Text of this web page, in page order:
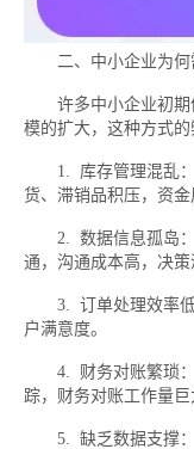
二、中小企业为何
许多中小企业初期
模的扩大，这种方式的
1. 库存管理混乱：
货、滞销品积压，资金
2. 数据信息孤岛：
通，沟通成本高，决策
3. 订单处理效率低
户满意度。
4. 财务对账繁琐：
踪，财务对账工作量巨
5. 缺乏数据支撑：